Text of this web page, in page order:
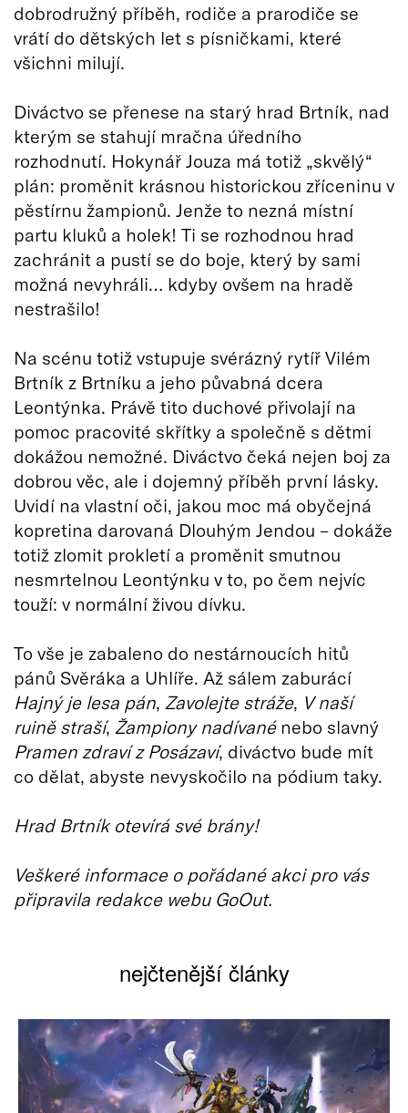
dobrodružný příběh, rodiče a prarodiče se
vrátí do dětských let s písničkami, které
všichni milují.
Diváctvo se přenese na starý hrad Brtník, nad
kterým se stahují mračna úředního
rozhodnutí. Hokynář Jouza má totiž „skvělý“
plán: proměnit krásnou historickou zříceninu v
pěstírnu žampionů. Jenže to nezná místní
partu kluků a holek! Ti se rozhodnou hrad
zachránit a pustí se do boje, který by sami
možná nevyhráli… kdyby ovšem na hradě
nestrašilo!
Na scénu totiž vstupuje svérázný rytíř Vilém
Brtník z Brtníku a jeho půvabná dcera
Leontýnka. Právě tito duchové přivolají na
pomoc pracovité skřítky a společně s dětmi
dokážou nemožné. Diváctvo čeká nejen boj za
dobrou věc, ale i dojemný příběh první lásky.
Uvidí na vlastní oči, jakou moc má obyčejná
kopretina darovaná Dlouhým Jendou – dokáže
totiž zlomit prokletí a proměnit smutnou
nesmrtelnou Leontýnku v to, po čem nejvíc
touží: v normální živou dívku.
To vše je zabaleno do nestárnoucích hitů
pánů Svěráka a Uhlíře. Až sálem zaburácí
Hajný je lesa pán, Zavolejte stráže, V naší
ruině straší, Žampiony nadívanénebo slavný
Pramen zdraví z Posázaví, diváctvo bude mít
co dělat, abyste nevyskočilo na pódium taky.
Hrad Brtník otevírá své brány!
Veškeré informace o pořádané akci pro vás
připravila redakce webu GoOut.
nejčtenější články